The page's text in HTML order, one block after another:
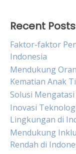
Recent Posts
Faktor-faktor
Indonesia
Mendukung
Kematian Anak
Solusi
Inovasi
Lingkungan di
Mendukung
Rendah di